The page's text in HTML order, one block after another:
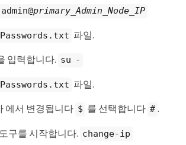
primary_Admin_Node_IP
Passwords.txt 파일.
입력합니다. su -
Passwords.txt 파일.
에서 변경됩니다 $ 를 선택합니다 # .
구를 시작합니다. change-ip